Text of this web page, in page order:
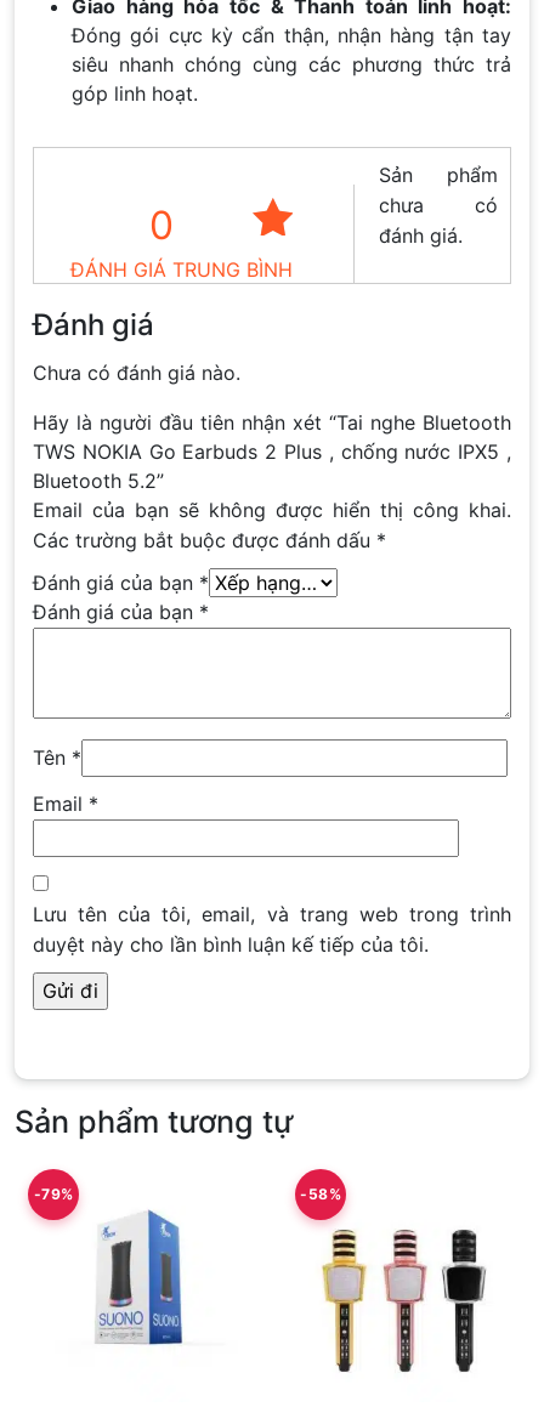
Giao hàng hỏa tốc & Thanh toán linh hoạt:
Đóng gói cực kỳ cẩn thận, nhận hàng tận tay
siêu nhanh chóng cùng các phương thức trả
góp linh hoạt.
0
ĐÁNH GIÁ TRUNG BÌNH
Sản phẩm
chưa có
đánh giá.
Đánh giá
Chưa có đánh giá nào.
Hãy là người đầu tiên nhận xét “Tai nghe Bluetooth
TWS NOKIA Go Earbuds 2 Plus , chống nước IPX5 ,
Bluetooth 5.2”
Email của bạn sẽ không được hiển thị công khai.
Các trường bắt buộc được đánh dấu *
Đánh giá của bạn *
Đánh giá của bạn *
Tên *
Email *
Lưu tên của tôi, email, và trang web trong trình
duyệt này cho lần bình luận kế tiếp của tôi.
Sản phẩm tương tự
-79% -58%